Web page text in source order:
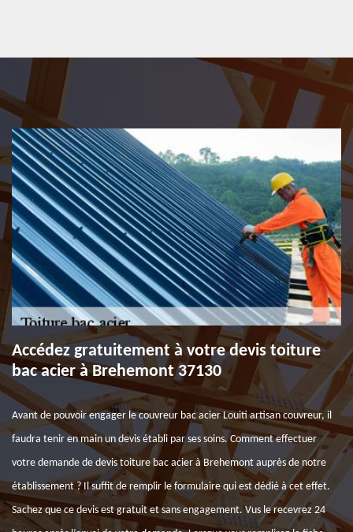
Accédez gratuitement à votre devis toiture
bac acier à Brehemont 37130
Avant de pouvoir engager le couvreur bac acier Louiti artisan couvreur, il
faudra tenir en main un devis établi par ses soins. Comment effectuer
votre demande de devis toiture bac acier à Brehemont auprès de notre
établissement ? Il suffit de remplir le formulaire qui est dédié à cet effet.
Sachez que ce devis est gratuit et sans engagement. Vus le recevrez 24